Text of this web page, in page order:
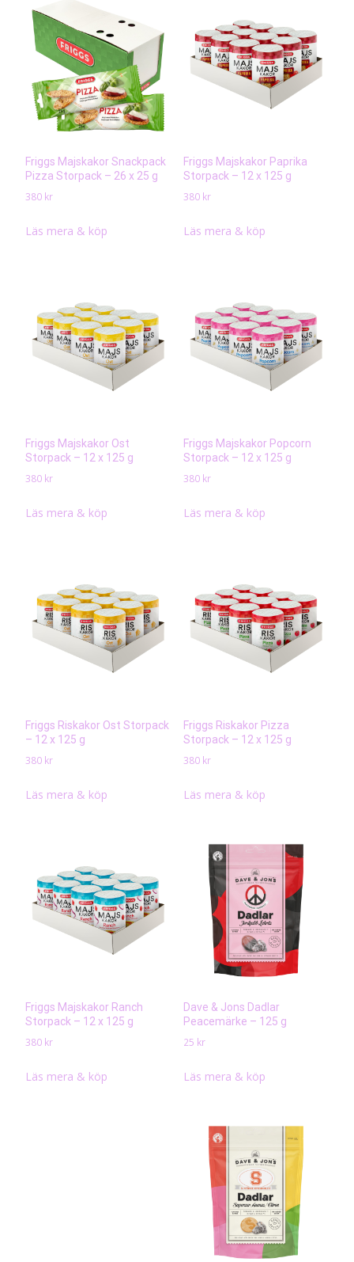
Friggs Majskakor Snackpack
Pizza Storpack – 26 x 25 g
380 kr
Läs mera & köp
Friggs Majskakor Paprika
Storpack – 12 x 125 g
380 kr
Läs mera & köp
Friggs Majskakor Ost
Storpack – 12 x 125 g
380 kr
Läs mera & köp
Friggs Majskakor Popcorn
Storpack – 12 x 125 g
380 kr
Läs mera & köp
Friggs Riskakor Ost Storpack
– 12 x 125 g
380 kr
Läs mera & köp
Friggs Riskakor Pizza
Storpack – 12 x 125 g
380 kr
Läs mera & köp
Friggs Majskakor Ranch
Storpack – 12 x 125 g
380 kr
Läs mera & köp
Dave & Jons Dadlar
Peacemärke – 125 g
25 kr
Läs mera & köp